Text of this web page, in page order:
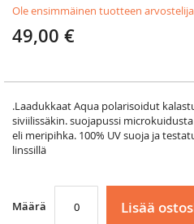
Ole ensimmäinen tuotteen arvostelija
49,00 €
.Laadukkaat Aqua polarisoidut
siviilissäkin. suojapussi
eli meripihka. 100% UV suoja ja
linssillä
Määrä Lisää
to
the
beginning
images
gallery